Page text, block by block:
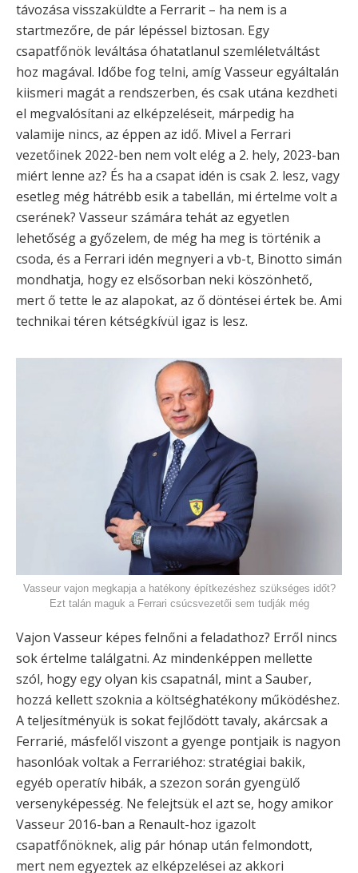
távozása visszaküldte a Ferrarit – ha nem is a
startmezőre, de pár lépéssel biztosan. Egy
csapatfőnök leváltása óhatatlanul szemléletváltást
hoz magával. Időbe fog telni, amíg Vasseur egyáltalán
kiismeri magát a rendszerben, és csak utána kezdheti
el megvalósítani az elképzeléseit, márpedig ha
valamije nincs, az éppen az idő. Mivel a Ferrari
vezetőinek 2022-ben nem volt elég a 2. hely, 2023-ban
miért lenne az? És ha a csapat idén is csak 2. lesz, vagy
esetleg még hátrébb esik a tabellán, mi értelme volt a
cserének? Vasseur számára tehát az egyetlen
lehetőség a győzelem, de még ha meg is történik a
csoda, és a Ferrari idén megnyeri a vb-t, Binotto simán
mondhatja, hogy ez elsősorban neki köszönhető,
mert ő tette le az alapokat, az ő döntései értek be. Ami
technikai téren kétségkívül igaz is lesz.
Vasseur vajon megkapja a hatékony építkezéshez szükséges időt?
Ezt talán maguk a Ferrari csúcsvezetői sem tudják még
Vajon Vasseur képes felnőni a feladathoz? Erről nincs
sok értelme találgatni. Az mindenképpen mellette
szól, hogy egy olyan kis csapatnál, mint a Sauber,
hozzá kellett szoknia a költséghatékony működéshez.
A teljesítményük is sokat fejlődött tavaly, akárcsak a
Ferrarié, másfelől viszont a gyenge pontjaik is nagyon
hasonlóak voltak a Ferrariéhoz: stratégiai bakik,
egyéb operatív hibák, a szezon során gyengülő
versenyképesség. Ne felejtsük el azt se, hogy amikor
Vasseur 2016-ban a Renault-hoz igazolt
csapatfőnöknek, alig pár hónap után felmondott,
mert nem egyeztek az elképzelései az akkori